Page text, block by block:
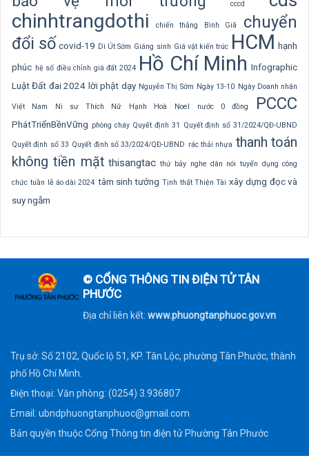
cccd
chinhtrangdothi chiến thắng Bình Giã
chuyển
đổi số covid-19 Dì Út Sớm Giáng sinh Giá vật kiến trúc HCM hạnh
phúc hệ số điều chỉnh giá đất 2024 Hồ Chí Minh Infographic
Luật Đất đai 2024 lời phật dạy Nguyễn Thị Sớm Ngày 13-10 Ngày Doanh nhân
Việt Nam Ni sư Thích Nữ Hạnh Hoà Noel nước 0 đồng PCCC
PhátTriểnBềnVững phòng cháy Quyết định 31 Quyết định số 31/2024/QĐ-UBND
Quyết định số 33 Quyết định số 33/2024/QĐ-UBND rác thải nhựa thanh toán
không tiền mặt thisangtac thứ bảy nghe dân nói tuyển dụng công
chức tuần lễ áo dài 2024 tâm sinh tướng Tịnh thất Thiện Tài xây dựng đọc và
suy ngẫm
© CỔNG THÔNG TIN ĐIỆN TỬ TÂN
PHƯỚC
Địa chỉ liên kết: www.phuongtanphuoc.gov.vn
Trụ sở: Số 2102, Quốc lộ 51, KP. Tân Lộc, phường Tân Phước, thành
phố Hồ Chí Minh.
Điện thoại: Văn phòng: (0254) 3.936807
Email: ubndphuongtanphuoc@gmail.com
Bản quyền thuộc Cổng Thông tin điện tử Phường Tân Phước